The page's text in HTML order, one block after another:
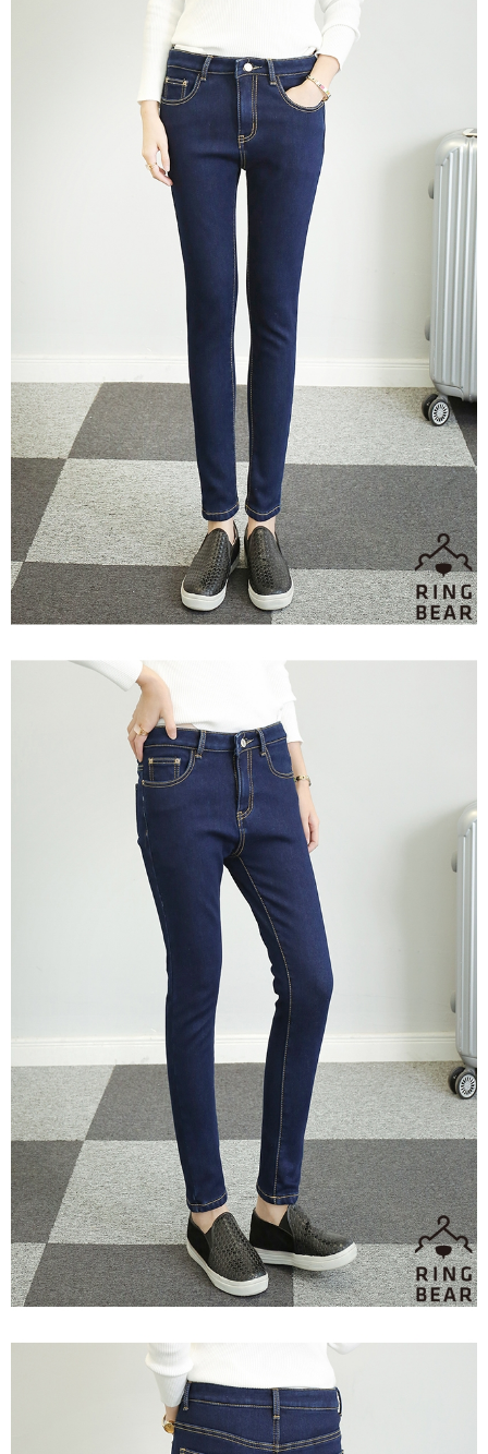
３．未成年的使用者請事先徵得法定代理人或監護人之同意方可使用
「AFTEE先享後付」，若未經同意申辦者引起之損失，本公司不負相關責
４．使用「AFTEE先享後付」時，將依據個別帳號之用戶狀況，依本公司即
時審查核予不同之上限額度；若仍有額度不足之情形，本公司將視審查結果
請求用戶進行身份認證。
５．嚴禁一人註冊多個帳號或使用他人資訊註冊。若發現惡意使用之情形，
恩沛科技股份有限公司將有權停止該用戶之使用額度並採取法律行動。